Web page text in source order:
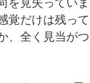
覚だけは残って
、全く見当がつ